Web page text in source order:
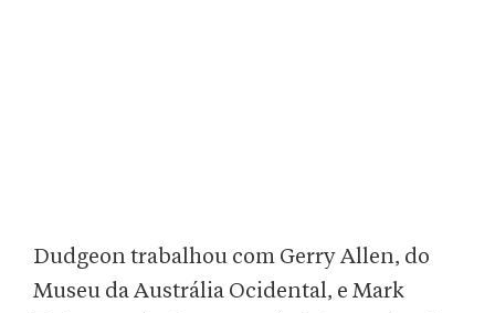
Dudgeon trabalhou com Gerry Allen, do
Museu da Austrália Ocidental, e Mark